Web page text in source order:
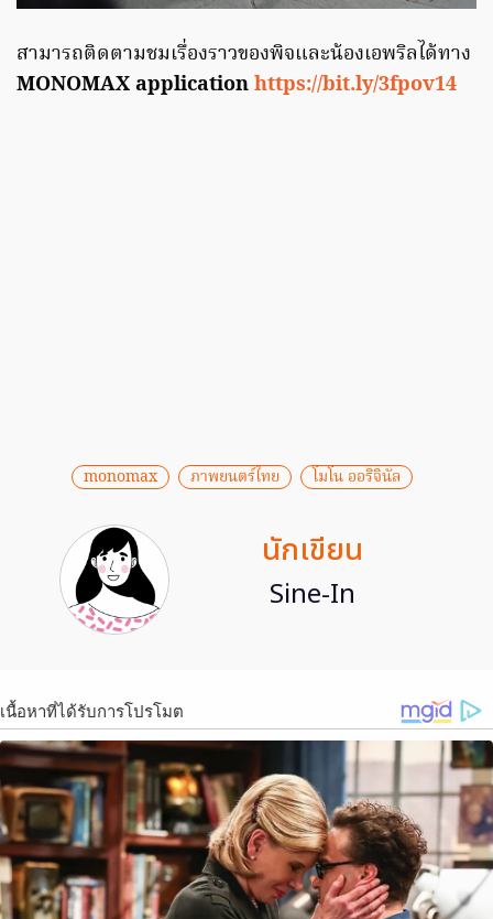
สามารถติดตามชมเรื่องราวของพิจและน้องเอพริลได้ทาง
MONOMAX applicationhttps://bit.ly/3fpov14
monomax ภาพยนตร์ไทย โมโน ออริจินัล
นักเขียน
Sine-In
เนื้อหาที่ได้รับการโปรโมต